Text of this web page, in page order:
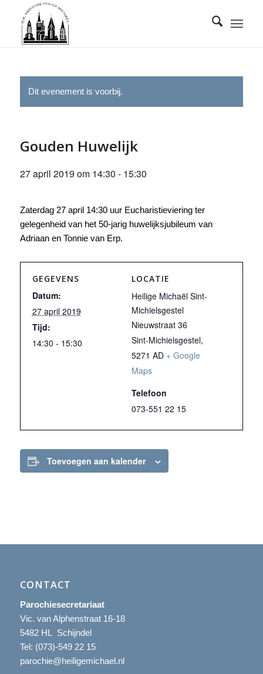
Dit evenement is voorbij.
Gouden Huwelijk
27 april 2019 om 14:30 - 15:30
Zaterdag 27 april 14:30 uur Eucharistieviering ter
gelegenheid van het 50-jarig huwelijksjubileum van
Adriaan en Tonnie van Erp.
GEGEVENS
Datum:
27 april 2019
Tijd:
14:30 - 15:30
LOCATIE
Heilige Michaël Sint-
Michielsgestel
Nieuwstraat 36
Sint-Michielsgestel,
5271 AD + Google
Maps
Telefoon
073-551 22 15
Toevoegen aan kalender
CONTACT
Parochiesecretariaat
Vic. van Alphenstraat 16-18
5482 HL Schijndel
Tel: (073)-549 22 15
parochie@heiligemichael.nl